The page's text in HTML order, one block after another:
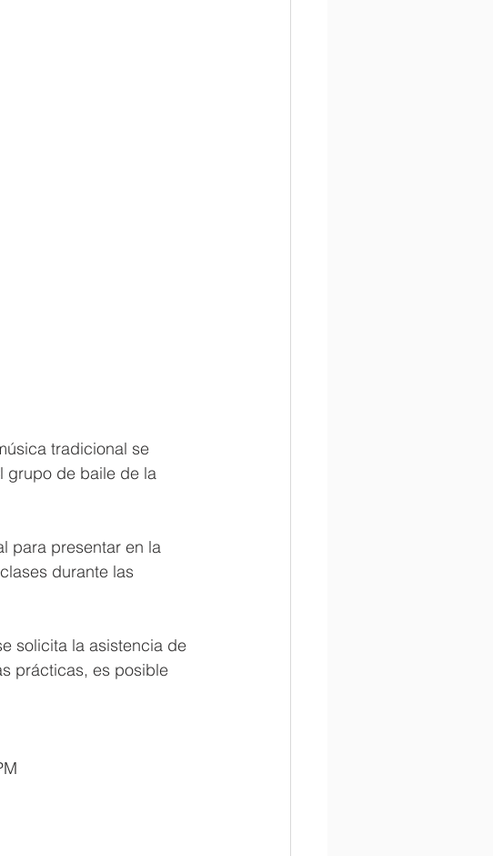
tradicional se
grupo de baile de la
para presentar en la
durante las
solicita la asistencia de
prácticas, es posible